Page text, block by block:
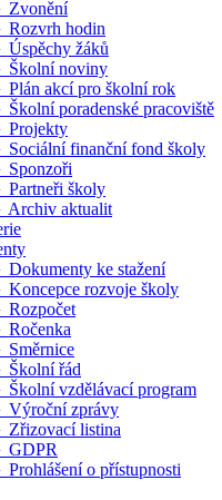
Zvonění
Rozvrh hodin
Úspěchy žáků
Školní noviny
Plán akcí pro školní rok
Školní poradenské pracoviště
Projekty
Sociální finanční fond školy
Sponzoři
Partneři školy
Archiv aktualit
Dokumenty ke stažení
Koncepce rozvoje školy
Rozpočet
Ročenka
Směrnice
Školní řád
Školní vzdělávací program
Výroční zprávy
Zřizovací listina
GDPR
Prohlášení o přístupnosti